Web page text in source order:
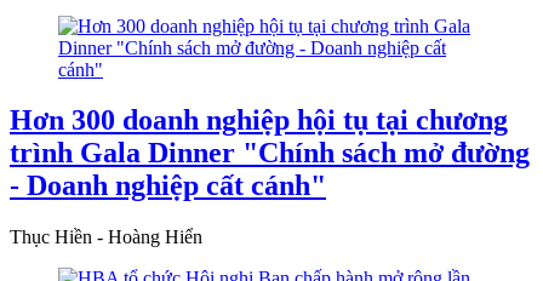
Hơn 300 doanh nghiệp hội tụ tại chương
trình Gala Dinner "Chính sách mở đường
- Doanh nghiệp cất cánh"
Thục Hiền - Hoàng Hiển